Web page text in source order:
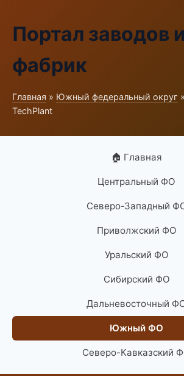
Портал заводов и
фабрик
Главная » Южный федеральный округ
TechPlant
🏠 Главная
Центральный ФО
Северо-Западный
Приволжский ФО
Уральский ФО
Сибирский ФО
Дальневосточный
Южный ФО
Северо-Кавказский